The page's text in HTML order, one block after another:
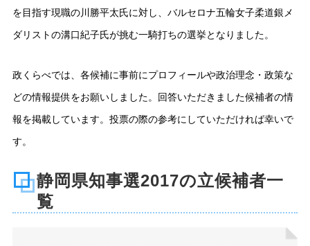
を目指す現職の川勝平太氏に対し、バルセロナ五輪女子柔道銀メ
ダリストの溝口紀子氏が挑む一騎打ちの選挙となりました。
政くらべでは、各候補に事前にプロフィールや政治理念・政策な
どの情報提供をお願いしました。回答いただきました候補者の情
報を掲載しています。投票の際の参考にしていただければ幸いで
す。
静岡県知事選2017の立候補者一
覧